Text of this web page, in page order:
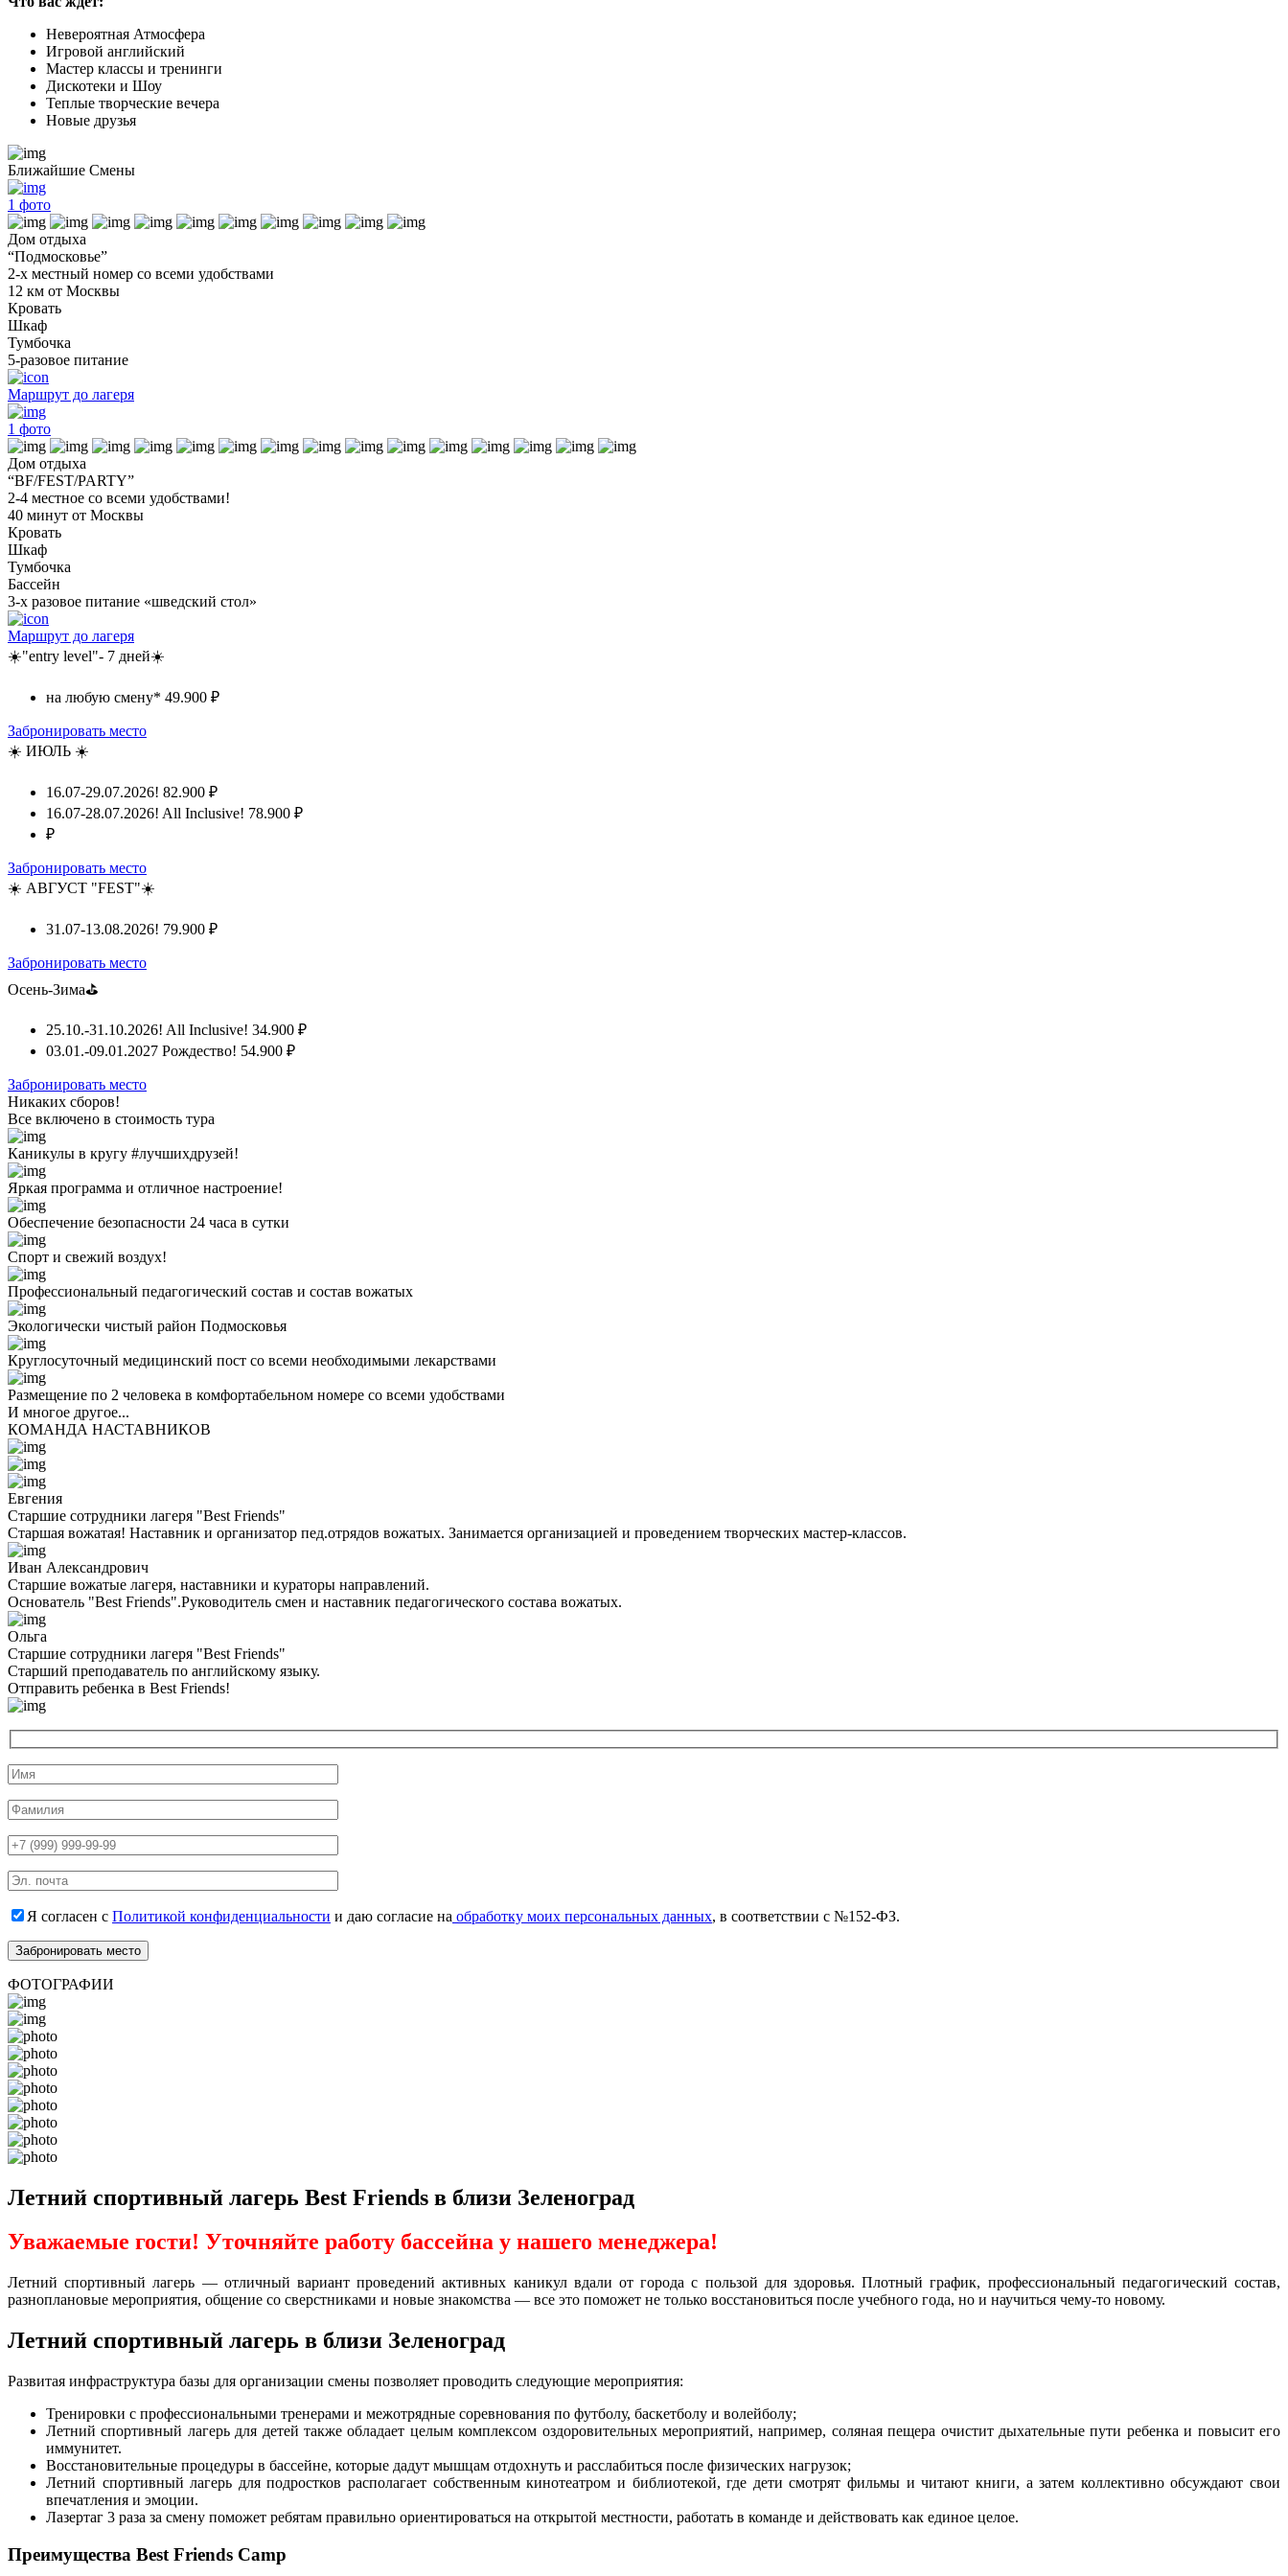
Невероятная Атмосфера
Игровой английский
Мастер классы и тренинги
Дискотеки и Шоу
Теплые творческие вечера
Новые друзья
Ближайшие Смены
1 фото
Дом отдыха
“Подмосковье”
2-х местный номер со всеми удобствами
12 км от Москвы
Кровать
Шкаф
Тумбочка
5-разовое питание
Маршрут до лагеря
1 фото
Дом отдыха
“BF/FEST/PARTY”
2-4 местное со всеми удобствами!
40 минут от Москвы
Кровать
Шкаф
Тумбочка
Бассейн
3-х разовое питание «шведский стол»
Маршрут до лагеря
☀️"entry level"- 7 дней☀️
на любую смену* 49.900 ₽
Забронировать место
☀️ ИЮЛЬ ☀️
16.07-29.07.2026! 82.900 ₽
16.07-28.07.2026! All Inclusive! 78.900 ₽
₽
Забронировать место
☀️ АВГУСТ "FEST"☀️
31.07-13.08.2026! 79.900 ₽
Забронировать место
Осень-Зима⛳
25.10.-31.10.2026! All Inclusive! 34.900 ₽
03.01.-09.01.2027 Рождество! 54.900 ₽
Забронировать место
Никаких сборов!
Все включено в стоимость тура
Каникулы в кругу #лучшихдрузей!
Яркая программа и отличное настроение!
Обеспечение безопасности 24 часа в сутки
Спорт и свежий воздух!
Профессиональный педагогический состав и состав вожатых
Экологически чистый район Подмосковья
Круглосуточный медицинский пост со всеми необходимыми лекарствами
Размещение по 2 человека в комфортабельном номере со всеми удобствами
И многое другое...
КОМАНДА НАСТАВНИКОВ
Евгения
Старшие сотрудники лагеря "Best Friends"
Старшая вожатая! Наставник и организатор пед.отрядов вожатых. Занимается организацией и проведением творческих мастер-классов.
Иван Александрович
Старшие вожатые лагеря, наставники и кураторы направлений.
Основатель "Best Friends".Руководитель смен и наставник педагогического состава вожатых.
Ольга
Старшие сотрудники лагеря "Best Friends"
Cтарший преподаватель по английскому языку.
Отправить ребенка в Best Friends!
Я согласен с Политикой конфиденциальности и даю согласие на обработку моих персональных данных, в соответствии с №152-ФЗ.
ФОТОГРАФИИ
Летний спортивный лагерь Best Friends в близи Зеленоград
Уважаемые гости! Уточняйте работу бассейна у нашего менеджера!
Летний спортивный лагерь — отличный вариант проведений активных каникул вдали от города с пользой для здоровья. Плотный график, профессиональный педагогический состав,
разноплановые мероприятия, общение со сверстниками и новые знакомства — все это поможет не только восстановиться после учебного года, но и научиться чему-то новому.
Летний спортивный лагерь в близи Зеленоград
Развитая инфраструктура базы для организации смены позволяет проводить следующие мероприятия:
Тренировки с профессиональными тренерами и межотрядные соревнования по футболу, баскетболу и волейболу;
Летний спортивный лагерь для детей также обладает целым комплексом оздоровительных мероприятий, например, соляная пещера очистит дыхательные пути ребенка и повысит его
иммунитет.
Восстановительные процедуры в бассейне, которые дадут мышцам отдохнуть и расслабиться после физических нагрузок;
Летний спортивный лагерь для подростков располагает собственным кинотеатром и библиотекой, где дети смотрят фильмы и читают книги, а затем коллективно обсуждают свои
впечатления и эмоции.
Лазертаг 3 раза за смену поможет ребятам правильно ориентироваться на открытой местности, работать в команде и действовать как единое целое.
Преимущества Best Friends Camp